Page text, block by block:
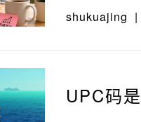
shukuajing |
UPC码